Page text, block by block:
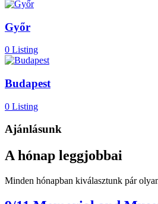
Győr
0 Listing
Budapest
0 Listing
Ajánlásunk
A hónap leggjobbai
Minden hónapban kiválasztunk pár